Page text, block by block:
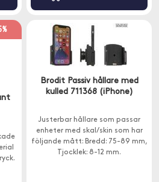
Brodit Passiv hållare med
kulled 711368 (iPhone)
Justerbar hållare som passar
enheter med skal/skin som har
följande mått: Bredd: 75-89 mm,
Tjocklek: 8-12 mm.